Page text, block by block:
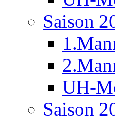
Saison
UH-
Saison